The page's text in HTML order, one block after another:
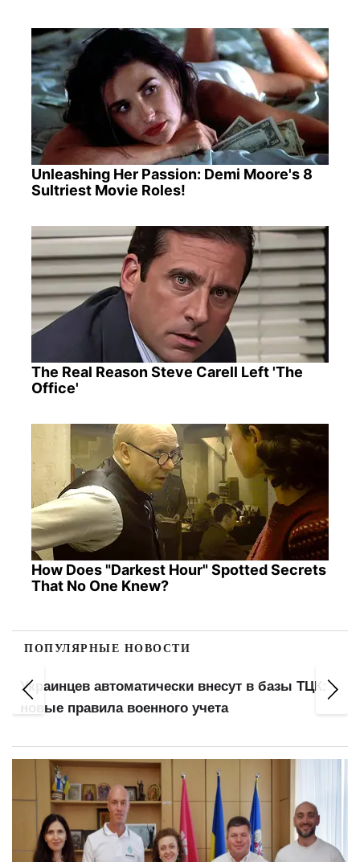
Unleashing Her Passion: Demi Moore's 8
Sultriest Movie Roles!
The Real Reason Steve Carell Left 'The
Office'
How Does "Darkest Hour" Spotted Secrets
That No One Knew?
ПОПУЛЯРНЫЕ НОВОСТИ
Минимальная пенсия 6000 грн, базовая
выплата 3000: кого коснется реформа